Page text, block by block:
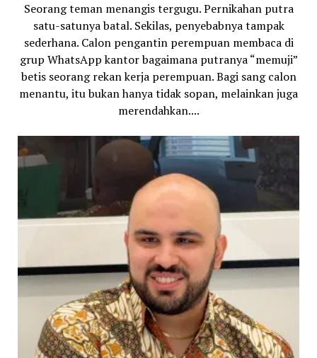
Seorang teman menangis tergugu. Pernikahan putra
satu-satunya batal. Sekilas, penyebabnya tampak
sederhana. Calon pengantin perempuan membaca di
grup WhatsApp kantor bagaimana putranya “memuji”
betis seorang rekan kerja perempuan. Bagi sang calon
menantu, itu bukan hanya tidak sopan, melainkan juga
merendahkan....